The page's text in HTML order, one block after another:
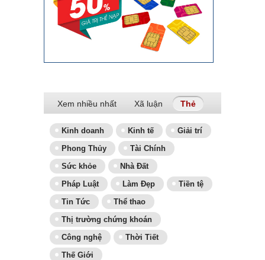
Xem nhiều nhất Xã luận Thẻ (tab hoạt động)
Kinh doanh Kinh tế
Giải trí
Phong Thủy
Tài Chính
Sức khỏe
Nhà Đất
Pháp Luật
Làm Đẹp
Tiền tệ
Tin Tức
Thể thao
Thị trường chứng khoán
Công nghệ
Thời Tiết
Thế Giới